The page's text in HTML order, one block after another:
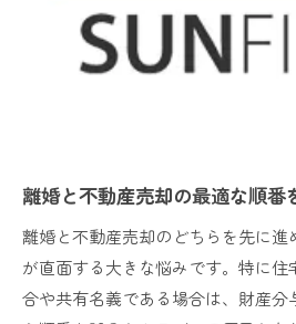
税金やオーバーローン問題の
離婚と不動産売却におけ
家売却と離婚で損しない
実務で役立つ分岐点と手順の
離婚時の不動産売却で押
不動産売却と離婚の流れ
離婚と不動産売却の最適な順番
離婚と不動産売却のどちらを先に進
が直面する大きな悩みです。特に
合や共有名義である場合は、財産分